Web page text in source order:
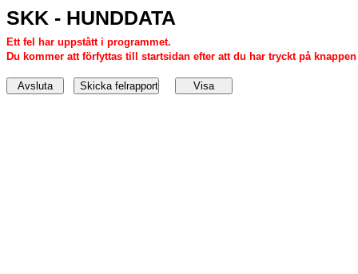
SKK - HUNDDATA
Ett fel har uppstått i programmet.
Du kommer att förfyttas till startsidan efter att du har tryckt på